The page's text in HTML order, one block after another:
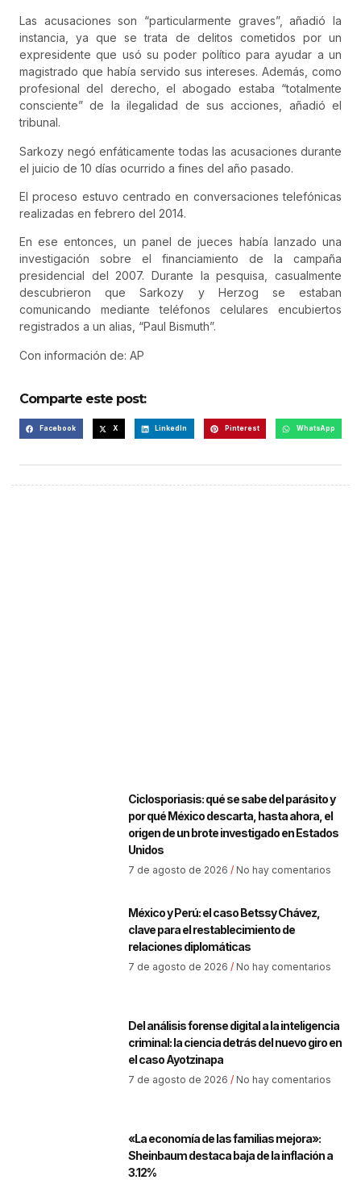
Las acusaciones son “particularmente graves”, añadió la
instancia, ya que se trata de delitos cometidos por un
expresidente que usó su poder político para ayudar a un
magistrado que había servido sus intereses. Además, como
profesional del derecho, el abogado estaba “totalmente
consciente” de la ilegalidad de sus acciones, añadió el
tribunal.
Sarkozy negó enfáticamente todas las acusaciones durante
el juicio de 10 días ocurrido a fines del año pasado.
El proceso estuvo centrado en conversaciones telefónicas
realizadas en febrero del 2014.
En ese entonces, un panel de jueces había lanzado una
investigación sobre el financiamiento de la campaña
presidencial del 2007. Durante la pesquisa, casualmente
descubrieron que Sarkozy y Herzog se estaban
comunicando mediante teléfonos celulares encubiertos
registrados a un alias, “Paul Bismuth”.
Con información de: AP
Comparte este post:
Facebook X LinkedIn Pinterest WhatsApp
Ciclosporiasis: qué se sabe del parásito y
por qué México descarta, hasta ahora, el
origen de un brote investigado en Estados
Unidos
7 de agosto de 2026 No hay comentarios
México y Perú: el caso Betssy Chávez,
clave para el restablecimiento de
relaciones diplomáticas
7 de agosto de 2026 No hay comentarios
Del análisis forense digital a la inteligencia
criminal: la ciencia detrás del nuevo giro en
el caso Ayotzinapa
7 de agosto de 2026 No hay comentarios
«La economía de las familias mejora»:
Sheinbaum destaca baja de la inflación a
3.12%